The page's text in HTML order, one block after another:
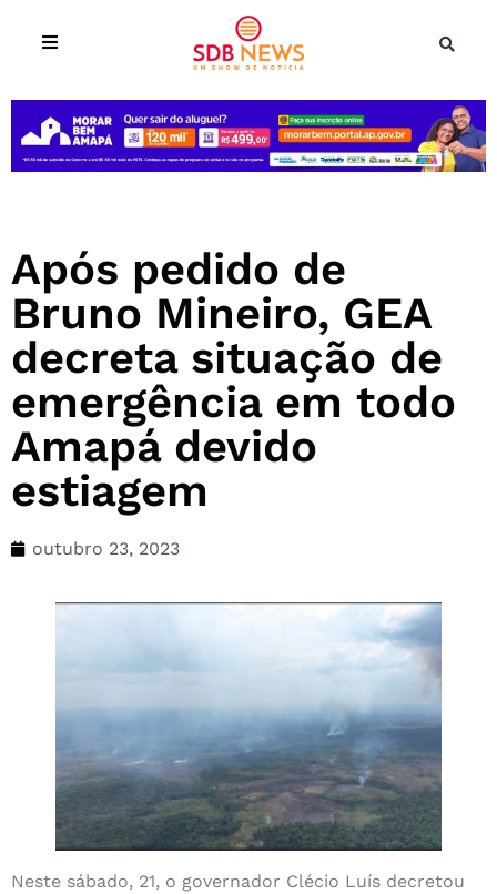
Após pedido de
Bruno Mineiro, GEA
decreta situação de
emergência em todo
Amapá devido
estiagem
outubro 23, 2023
Neste sábado, 21, o governador Clécio Luís decretou